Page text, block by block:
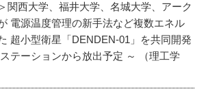
関西大学、福井大学、名城大学、アーク
電源温度管理の新手法など複数エネル
超小型衛星「DENDEN-01」を共同開発
テーションから放出予定 ～ （理工学